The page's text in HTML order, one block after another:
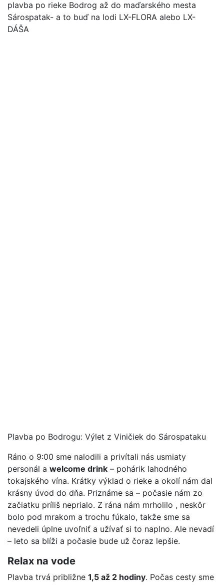
plavba po rieke Bodrog až do maďarského mesta
Sárospatak- a to buď na lodi LX-FLORA alebo LX-
DÁŠA
Plavba po Bodrogu: Výlet z Viničiek do Sárospataku
Ráno o 9:00 sme nalodili a privítali nás usmiaty
personál a welcome drink – pohárik lahodného
tokajského vína. Krátky výklad o rieke a okolí nám dal
krásny úvod do dňa. Priznáme sa – počasie nám zo
začiatku príliš neprialo. Z rána nám mrholilo , neskôr
bolo pod mrakom a trochu fúkalo, takže sme sa
nevedeli úplne uvoľniť a užívať si to naplno. Ale nevadí
– leto sa blíži a počasie bude už čoraz lepšie.
Relax na vode
Plavba trvá približne 1,5 až 2 hodiny. Počas cesty sme